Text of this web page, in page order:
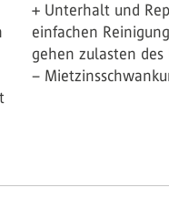
+ Unterhalt und
einfachen
gehen zulasten des
–